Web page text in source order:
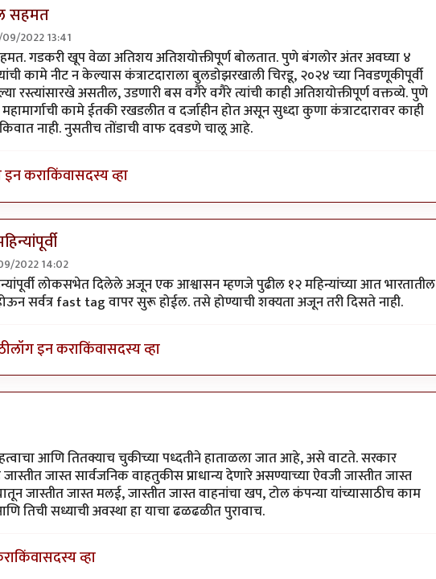
सहमत
09/2022 13:41
कितीही विनोद आणिbyश्रीगुरुजी
गडकरी खूप वेळा अतिशय अतिशयोक्तीपूर्ण बोलतात. पुणे बंगलोर अंतर अवघ्या ४
कामे नीट न केल्यास कंत्राटदाराला बुलडोझरखाली चिरडू, २०२४ च्या निवडणूकीपूर्वी
रस्त्यांसारखे असतील, उडणारी बस वगैरे वगैरे त्यांची काही अतिशयोक्तीपूर्ण वक्तव्ये. पुणे
कामे ईतकी रखडलीत व दर्जाहीन होत असून सुध्दा कुणा कंत्राटदारावर काही
नाही. नुसतीच तोंडाची वाफ दवडणे चालू आहे.
इन कराकिंवासदस्य व्हा
2022 14:02
रस्त्याबद्दल सहमतbyअभिजीत अवलिया
लोकसभेत दिलेले अजून एक आश्वासन म्हणजे पुढील १२ महिन्यांच्या आत भारतातील
सर्वत्र fast tag वापर सुरू होईल. तसे होण्याची शक्यता अजून तरी दिसते नाही.
लॉग इन कराकिंवासदस्य व्हा
आणि तितक्याच चुकीच्या पध्दतीने हाताळला जात आहे, असे वाटते. सरकार
जास्त सार्वजनिक वाहतुकीस प्राधान्य देणारे असण्याच्या ऐवजी जास्तीत जास्त
जास्तीत जास्त मलई, जास्तीत जास्त वाहनांचा खप, टोल कंपन्या यांच्यासाठीच काम
तिची सध्याची अवस्था हा याचा ढळढळीत पुरावाच.
किंवासदस्य व्हा